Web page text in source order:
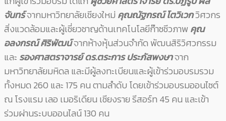
จันทร์จากมหาวิทยาลัยเชียงใหม่ คุณณัฐกรณ์ โตวิเวกวิศวกร
สิ่งแวดล้อมและผู้เชี่ยวชาญด้านเทคโนโลยีก๊าซชีวภาพคุณ
อลงกรณ์ ศิริพัฒน์จากห้างหุ้นส่วนจำกัด พัฒนสิริวิศวกรรม
และ รองศาสตราจารย์ ดร.ตระการ ประภัสพงษาจาก
มหาวิทยาลัยมหิดล และมีผู้ลงทะเบียนและผู้เข้าร่วมอบรมรวม
ทั้งหมด 260 และ 175 คน ตามลำดับ โดยเข้าร่วมอบรมออนไซต์
ณ โรงแรม เลอ เมอริเดียน เชียงราย รีสอร์ท 45 คน และเข้า
ร่วมผ่านระบบออนไลน์ 130 คน